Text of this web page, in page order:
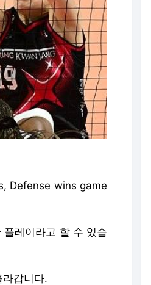
Defense wins game
레이라고 할 수 있습
갑니다.